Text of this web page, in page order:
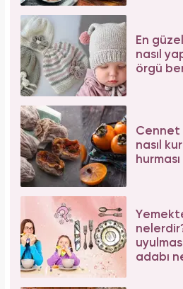
En
nasıl
örgü
Cennet
nasıl
adabı